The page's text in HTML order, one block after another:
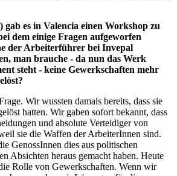
es in Valencia einen Workshop zu
dem einige Fragen aufgeworfen
der Arbeiterführer bei Invepal
man brauche - da nun das Werk
steht - keine Gewerkschaften mehr
Wir wussten damals bereits, dass sie
hatten. Wir gaben sofort bekannt, dass
und absolute Verteidiger von
sie die Waffen der ArbeiterInnen sind.
GenossInnen dies aus politischen
Absichten heraus gemacht haben. Heute
Rolle von Gewerkschaften. Wenn wir